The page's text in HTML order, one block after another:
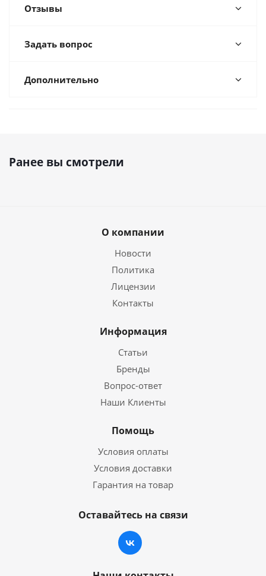
Отзывы
Задать вопрос
Дополнительно
Ранее вы смотрели
О компании
Новости
Политика
Лицензии
Контакты
Информация
Статьи
Бренды
Вопрос-ответ
Наши Клиенты
Помощь
Условия оплаты
Условия доставки
Гарантия на товар
Оставайтесь на связи